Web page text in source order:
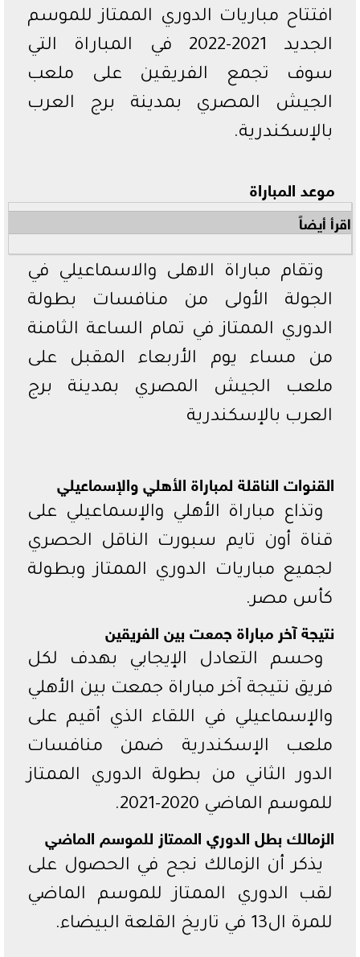
افتتاح مباريات الدوري الممتاز للموسم
الجديد 2021-2022 في المباراة التي
سوف تجمع الفريقين على ملعب
الجيش المصري بمدينة برج العرب
بالإسكندرية.
موعد المباراة
اقرأ أيضاً
وتقام مباراة الاهلى والاسماعيلي في
الجولة الأولى من منافسات بطولة
الدوري الممتاز في تمام الساعة الثامنة
من مساء يوم الأربعاء المقبل على
ملعب الجيش المصري بمدينة برج
العرب بالإسكندرية
القنوات الناقلة لمباراة الأهلي والإسماعيلي
وتذاع مباراة الأهلي والإسماعيلي على
قناة أون تايم سبورت الناقل الحصري
لجميع مباريات الدوري الممتاز وبطولة
كأس مصر.
نتيجة آخر مباراة جمعت بين الفريقين
وحسم التعادل الإيجابي بهدف لكل
فريق نتيجة آخر مباراة جمعت بين الأهلي
والإسماعيلي في اللقاء الذي أقيم على
ملعب الإسكندرية ضمن منافسات
الدور الثاني من بطولة الدوري الممتاز
للموسم الماضي 2020-2021.
الزمالك بطل الدوري الممتاز للموسم الماضي
يذكر أن الزمالك نجح في الحصول على
لقب الدوري الممتاز للموسم الماضي
للمرة ال13 في تاريخ القلعة البيضاء.